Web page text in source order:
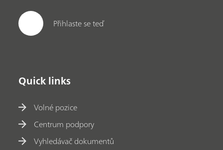
Přihlaste se teď
Quick links
Volné pozice
Centrum podpory
Vyhledávač dokumentů